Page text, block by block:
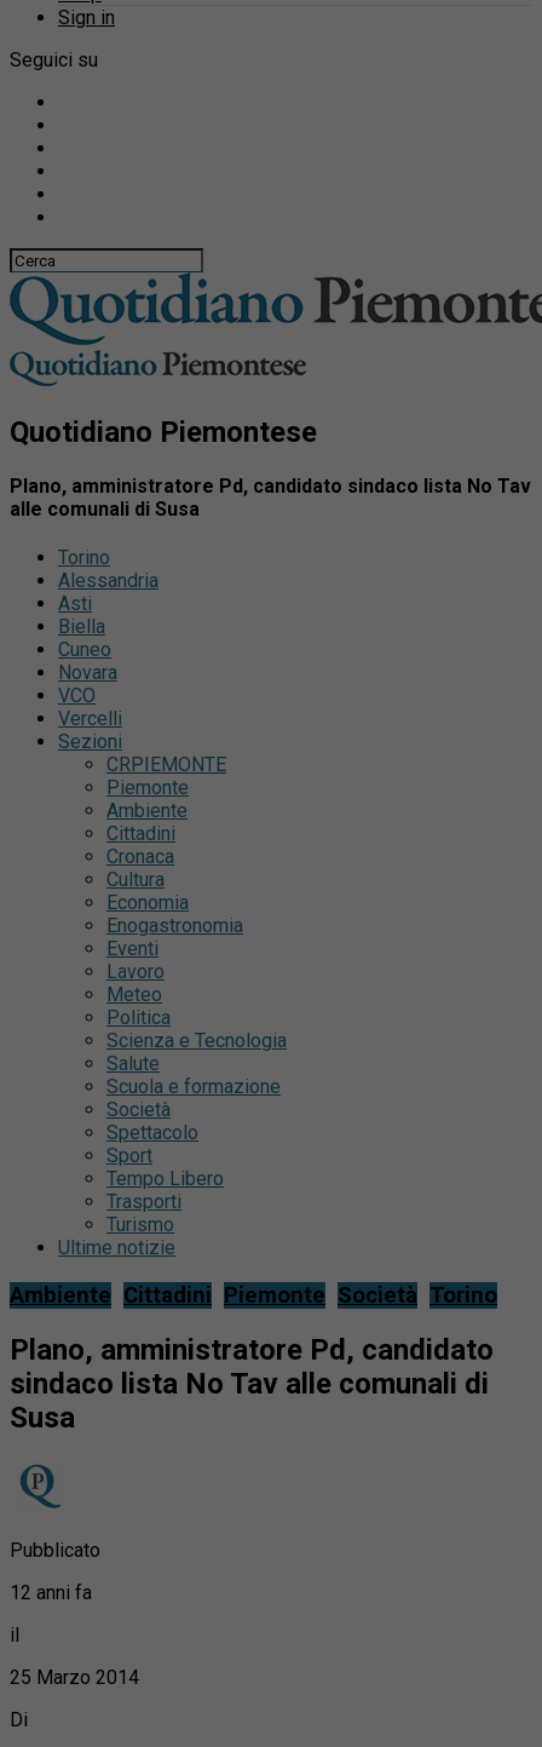
Sign in
Seguici su
Quotidiano Piemontese
Plano, amministratore Pd, candidato sindaco lista No Tav
alle comunali di Susa
Torino
Alessandria
Asti
Biella
Cuneo
Novara
VCO
Vercelli
Sezioni
CRPIEMONTE
Piemonte
Ambiente
Cittadini
Cronaca
Cultura
Economia
Enogastronomia
Eventi
Lavoro
Meteo
Politica
Scienza e Tecnologia
Salute
Scuola e formazione
Società
Spettacolo
Sport
Tempo Libero
Trasporti
Turismo
Ultime notizie
Ambiente Cittadini Piemonte Società Torino
Plano, amministratore Pd, candidato
sindaco lista No Tav alle comunali di
Susa
Pubblicato
12 anni fa
il
25 Marzo 2014
Di